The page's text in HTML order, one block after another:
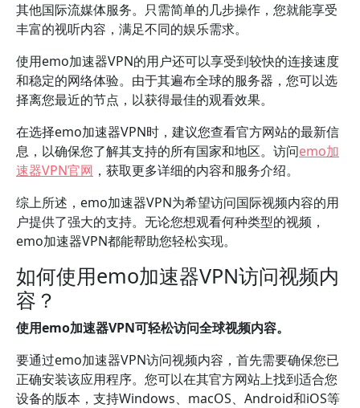
其他国际流媒体服务。只需简单的几步操作，您就能享受
丰富的视听内容，满足不同的娱乐需求。
使用emo加速器VPN的用户还可以享受到较快的连接速度
和稳定的网络体验。由于其遍布全球的服务器，您可以选
择离您最近的节点，以获得最佳的观看效果。
在选择emo加速器VPN时，建议您查看官方网站的最新信
息，以确保您了解其支持的所有国家和地区。访问emo加
速器VPN官网 ，获取更多详细的内容和服务介绍。
综上所述，emo加速器VPN为希望访问国际视频内容的用
户提供了强大的支持。无论您想观看何种类型的视频，
emo加速器VPN都能帮助您轻松实现。
如何使用emo加速器VPN访问视频内
容？
使用emo加速器VPN可轻松访问全球视频内容。
要通过emo加速器VPN访问视频内容，首先需要确保您已
正确安装该应用程序。您可以在其官方网站上找到适合您
设备的版本，支持Windows、macOS、Android和iOS等